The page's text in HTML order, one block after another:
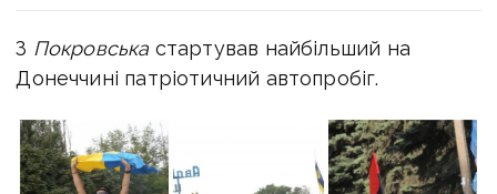
З Покровська стартував найбільший на
Донеччині патріотичний автопробіг.